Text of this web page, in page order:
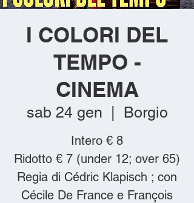
I COLORI DEL
TEMPO -
CINEMA
sab 24 gen Borgio
Intero € 8
Ridotto € 7 (under 12; over 65)
Regia di Cédric Klapisch ; con
Cécile De France e François